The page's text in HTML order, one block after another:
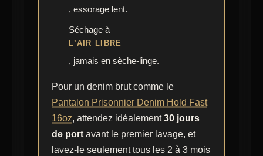
, essorage lent.
Séchage à
L’AIR LIBRE
, jamais en sèche-linge.
Pour un denim brut comme le
Pantalon Prisonnier Denim Hold Fast
16oz, attendez idéalement30 jours
de port avant le premier lavage, et
lavez-le seulement tous les 2 à 3 mois